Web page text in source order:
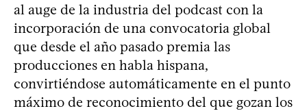
al auge de la industria del podcast con la
incorporación de una convocatoria global
que desde el año pasado premia las
producciones en habla hispana,
convirtiéndose automáticamente en el punto
máximo de reconocimiento del que gozan los